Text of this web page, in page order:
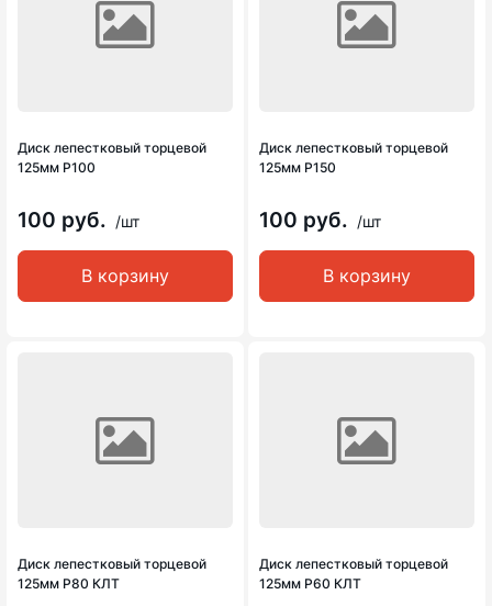
Диск лепестковый торцевой
125мм Р100
100 руб. /шт
В корзину
Диск лепестковый торцевой
125мм Р150
100 руб. /шт
В корзину
Диск лепестковый торцевой
125мм Р80 КЛТ
Диск лепестковый торцевой
125мм Р60 КЛТ